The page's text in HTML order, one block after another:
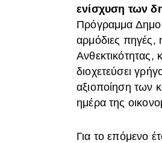
ενίσχυση των
Πρόγραμμα
αρμόδιες πηγές,
Ανθεκτικότητας,
διοχετεύσει
αξιοποίηση των
ημέρα της
Για το επόμενο